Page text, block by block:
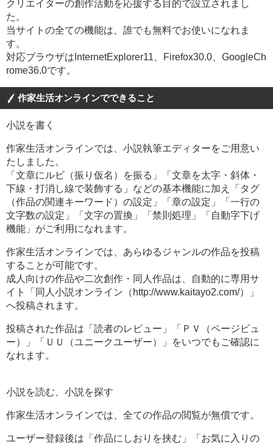
クリエイターの創作活動を応援する目的で設立されまし
た。
当サイトの全ての機能は、誰でも無料でお使いになれま
す。
対応ブラウザはInternetExplorer11、Firefox30.0、GoogleCh
rome36.0です。
作家生活オンラインでできること
小説を書く
作家生活オンラインでは、小説執筆エディターをご用意い
たしました。
「文章にルビ（振り仮名）を振る」「文章を太字・斜体・
下線・打消し線で装飾する」などの基本機能に加え「タグ
（作品の関連キーワード）の設定」「章の設定」「一行の
文字数の設定」「文字の置換」「禁則処理」「自動字下げ
機能」がご利用になれます。
作家生活オンラインでは、あらゆるジャンルの作品を投稿
することが可能です。
成人向けの作品や二次創作・同人作品は、自動的に専用サ
イト「同人小説オンライン（http://www.kaitayo2.com/）」
へ投稿されます。
投稿された作品は「読者のレビュー」「ＰＶ（ページビュ
ー）」「ＵＵ（ユニークユーザー）」をいつでもご確認に
なれます。
小説を読む、小説を探す
作家生活オンラインでは、全ての作品の閲覧が無償です。
ユーザー登録後は「作品にしおりを挟む」「お気に入りの